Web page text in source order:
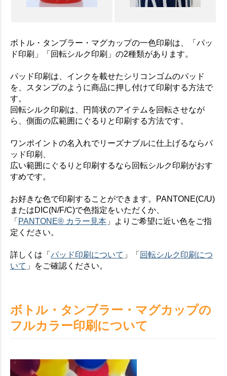
お買い物を続ける カートへ進む
ボトル・タンブラー・マグカップの一色印刷は、「パッ
ド印刷」「回転シルク印刷」の2種類があります。
パッド印刷は、インクを載せたシリコンゴムのパッド
を、スタンプのように商品に押し付けて印刷する方法で
す。
回転シルク印刷は、円筒状のアイテムを回転させなが
ら、側面の広範囲にぐるりと印刷する方法です。
ワンポイントの名入れでリーズナブルに仕上げるならパ
ッド印刷、
広い範囲にぐるりと印刷するなら回転シルク印刷がおす
すめです。
お好きな色で印刷することができます。PANTONE(C/U)
またはDIC(N/F/C)で色指定をいただくか、
「 PANTONE® カラー見本 」よりご希望に近い色をご指
定ください。
詳しくは「 パッド印刷について 」「 回転シルク印刷につ
いて 」をご確認ください。
ボトル・タンブラー・マグカップの
フルカラー印刷について